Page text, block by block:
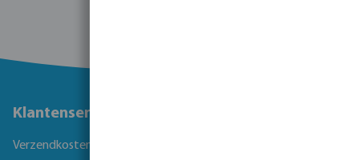
Klantenservice
Verzendkosten